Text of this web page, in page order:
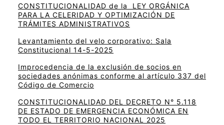
CONSTITUCIONALIDAD de la LEY ORGÁNICA
PARA LA CELERIDAD Y OPTIMIZACIÓN DE
TRÁMITES ADMINISTRATIVOS
Levantamiento del velo corporativo: Sala
Constitucional 14-5-2025
Improcedencia de la exclusión de socios en
sociedades anónimas conforme al artículo 337 del
Código de Comercio
CONSTITUCIONALIDAD DEL DECRETO N° 5.118
DE ESTADO DE EMERGENCIA ECONÓMICA EN
TODO EL TERRITORIO NACIONAL 2025